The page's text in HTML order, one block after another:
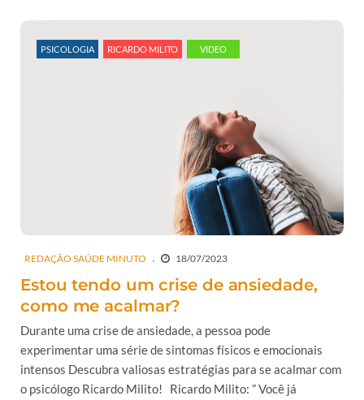
PSICOLOGIA RICARDO MILITO VIDEO
REDAÇÃO SAÚDE MINUTO 18/07/2023
Estou tendo um crise de ansiedade,
como me acalmar?
Durante uma crise de ansiedade, a pessoa pode
experimentar uma série de sintomas físicos e emocionais
intensos Descubra valiosas estratégias para se acalmar com
o psicólogo Ricardo Milito! Ricardo Milito: ” Você já